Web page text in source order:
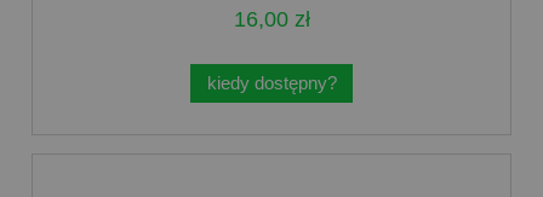
16,00 zł
kiedy dostępny?